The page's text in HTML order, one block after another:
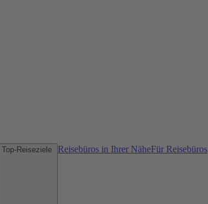
Reisebüros in Ihrer NäheFür Reisebüros